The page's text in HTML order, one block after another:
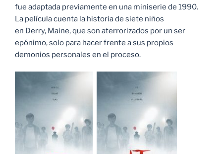
fue adaptada previamente en una miniserie de 1990.
La película cuenta la historia de siete niños
en Derry, Maine, que son aterrorizados por un ser
epónimo, solo para hacer frente a sus propios
demonios personales en el proceso.